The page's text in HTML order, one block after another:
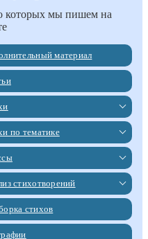
которых мы пишем на
материал
по тематике
стихотворений
стихов